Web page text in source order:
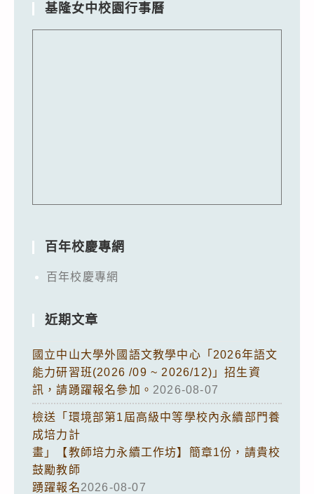
基隆女中校園行事曆
百年校慶專網
百年校慶專網
近期文章
國立中山大學外國語文教學中心「2026年語文
能力研習班(2026 /09 ~ 2026/12)」招生資
訊，請踴躍報名參加。 2026-08-07
檢送「環境部第1屆高級中等學校內永續部門養
成培力計
畫」【教師培力永續工作坊】簡章1份，請貴校
鼓勵教師
踴躍報名2026-08-07